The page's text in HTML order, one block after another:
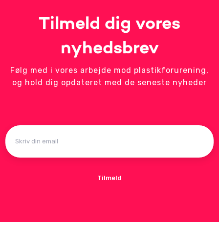
Tilmeld dig vores
nyhedsbrev
Følg med i vores arbejde mod plastikforurening,
og hold dig opdateret med de seneste nyheder
Tilmeld